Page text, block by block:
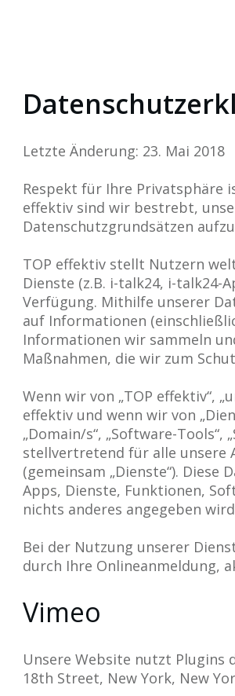
Letzte Änderung: 23. Mai 2018
Respekt für Ihre Privatsphäre
effektiv sind wir bestrebt,
Datenschutzgrundsätzen
TOP effektiv stellt Nutzern
Dienste (z.B. i-talk24, i-talk24-
Verfügung. Mithilfe unserer
auf Informationen
Informationen wir sammeln
Maßnahmen, die wir zum
Wenn wir von „TOP effektiv“,
effektiv und wenn wir von
„Domain/s“, „Software-Tools“,
stellvertretend für alle unsere
(gemeinsam „Dienste“).
Apps, Dienste, Funktionen,
nichts anderes angegeben
Bei der Nutzung unserer
durch Ihre Onlineanmeldung,
Vimeo
Unsere Website nutzt Plugins
18th Street, New York, New